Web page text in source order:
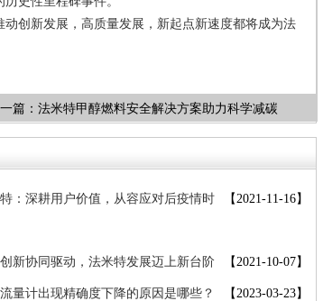
创新发展，高质量发展，新起点新速度都将成为法
篇： 法米特甲醇燃料安全解决方案助力科学减碳
【2021-11-16】
：深耕用户价值，从容应对后疫情时
【2021-10-07】
新协同驱动，法米特发展迈上新台阶
【2023-03-23】
量计出现精确度下降的原因是哪些？